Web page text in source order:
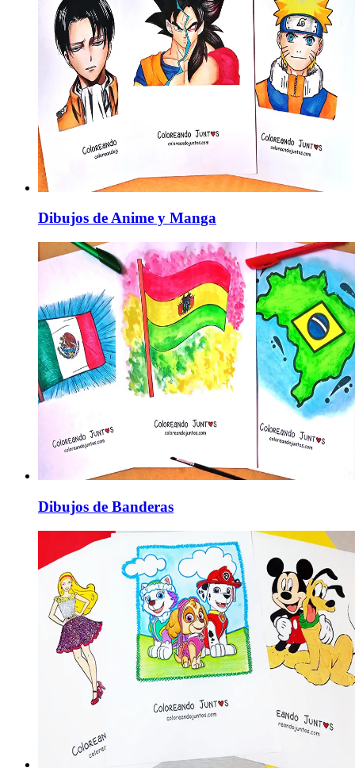
Dibujos de Anime y Manga
Dibujos de Banderas